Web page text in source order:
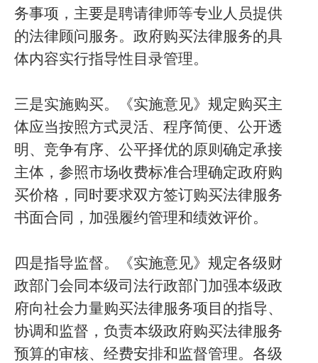
务事项，主要是聘请律师等专业人员提供
的法律顾问服务。政府购买法律服务的具
体内容实行指导性目录管理。
三是实施购买。《实施意见》规定购买主
体应当按照方式灵活、程序简便、公开透
明、竞争有序、公平择优的原则确定承接
主体，参照市场收费标准合理确定政府购
买价格，同时要求双方签订购买法律服务
书面合同，加强履约管理和绩效评价。
四是指导监督。《实施意见》规定各级财
政部门会同本级司法行政部门加强本级政
府向社会力量购买法律服务项目的指导、
协调和监督，负责本级政府购买法律服务
预算的审核、经费安排和监督管理。各级